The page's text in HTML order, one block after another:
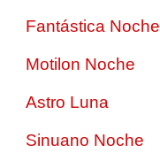
Fantástica Noche
Motilon Noche
Astro Luna
Sinuano Noche